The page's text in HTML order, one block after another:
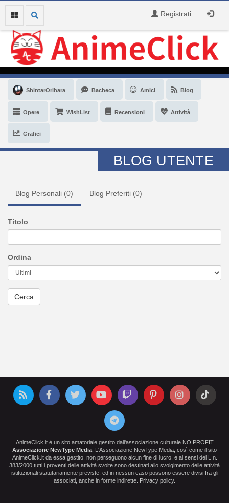
Registrati
ShintarOrihara Bacheca Amici Blog
Opere WishList Recensioni Attività
Grafici
BLOG UTENTE
Blog Personali (0) Blog Preferiti (0)
Titolo
Ordina
AnimeClick.it è un sito amatoriale gestito dall'associazione culturale NO PROFIT
Associazione NewType Media . L'Associazione NewType Media, così come il sito
AnimeClick.it da essa gestito, non perseguono alcun fine di lucro, e ai sensi del L.n.
383/2000 tutti i proventi delle attività svolte sono destinati allo svolgimento delle attività
istituzionali statutariamente previste, ed in nessun caso possono essere divisi fra gli
associati, anche in forme indirette. Privacy policy.